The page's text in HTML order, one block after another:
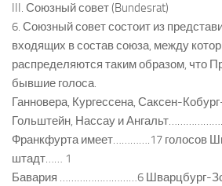
III. Союзный совет (Bundesrat)
6. Союзный совет состоит из
входящих в состав союза, между
распределяются таким образом, что
бывшие голоса.
Ганновера, Кургессена, Саксен-
Гольштейн, Нассау и
Франкфурта имеет………….17 голосов
штадт…… 1
Бавария ………………………6 Шварцбург-